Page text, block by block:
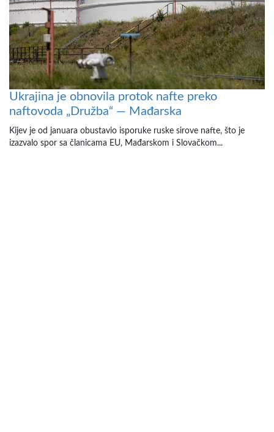
Ukrajina je obnovila protok nafte preko
naftovoda „Družba“ — Mađarska
Kijev je od januara obustavio isporuke ruske sirove nafte, što je
izazvalo spor sa članicama EU, Mađarskom i Slovačkom...